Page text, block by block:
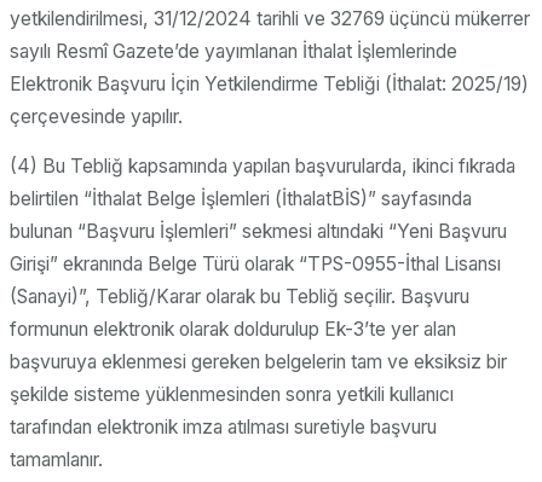
yetkilendirilmesi, 31/12/2024 tarihli ve 32769 üçüncü mükerrer
sayılı Resmî Gazete’de yayımlanan İthalat İşlemlerinde
Elektronik Başvuru İçin Yetkilendirme Tebliği (İthalat: 2025/19)
çerçevesinde yapılır.
(4) Bu Tebliğ kapsamında yapılan başvurularda, ikinci fıkrada
belirtilen “İthalat Belge İşlemleri (İthalatBİS)” sayfasında
bulunan “Başvuru İşlemleri” sekmesi altındaki “Yeni Başvuru
Girişi” ekranında Belge Türü olarak “TPS-0955-İthal Lisansı
(Sanayi)”, Tebliğ/Karar olarak bu Tebliğ seçilir. Başvuru
formunun elektronik olarak doldurulup Ek-3’te yer alan
başvuruya eklenmesi gereken belgelerin tam ve eksiksiz bir
şekilde sisteme yüklenmesinden sonra yetkili kullanıcı
tarafından elektronik imza atılması suretiyle başvuru
tamamlanır.